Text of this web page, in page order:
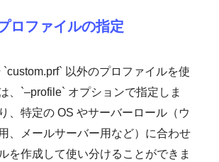
ロファイルの指定
`custom.prf` 以外のプロファイルを使
、`–profile` オプションで指定しま
、特定の OS やサーバーロール（ウ
、メールサーバー用など）に合わせ
を作成して使い分けることができま